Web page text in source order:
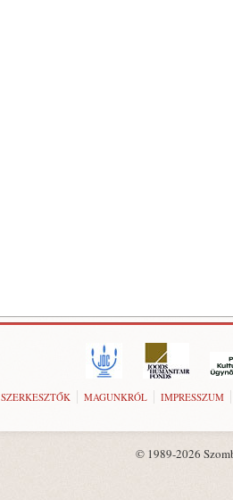
SZERKESZTŐK MAGUNKRÓL IMPRESSZUM
© 1989-2026